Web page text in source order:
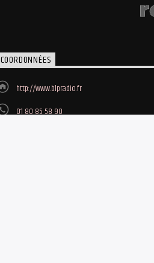
COORDONNÉES
http://www.blpradio.fr
01 80 85 58 90